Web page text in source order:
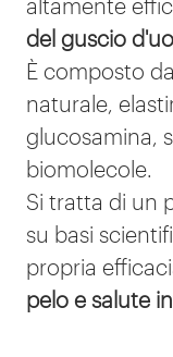
altamente
del guscio
È composto
naturale,
glucosamina,
biomolecole.
Si tratta di un
su basi
propria
pelo e salute